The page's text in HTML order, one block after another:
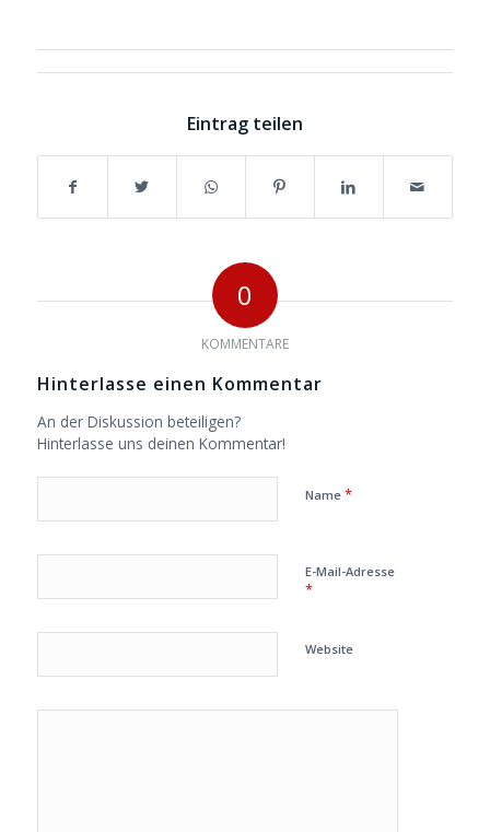
Eintrag teilen
0
KOMMENTARE
Hinterlasse einen Kommentar
An der Diskussion beteiligen?
Hinterlasse uns deinen Kommentar!
Name *
E-Mail-Adresse
*
Website